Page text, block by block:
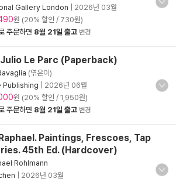
Gallery London
2026년 03월
원 (20% 할인 / 730원)
주문하면 8월 21일 출고 변경
Le Parc (Paperback)
(엮은이)
Publishing
2026년 06월
원 (20% 할인 / 1,950원)
주문하면 8월 21일 출고 변경
Paintings, Frescoes, Tap
45th Ed. (Hardcover)
Rohlmann
2026년 03월